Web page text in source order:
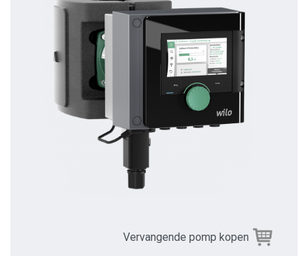
Vervangende pomp kopen